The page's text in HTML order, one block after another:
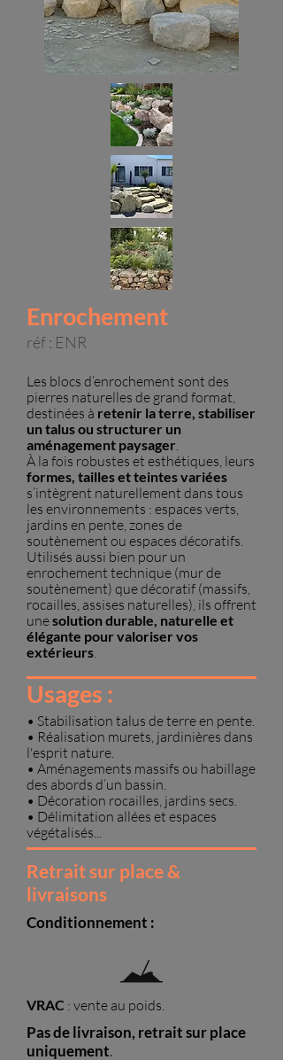
Enrochement
réf : ENR
Les blocs d’enrochement sont des
pierres naturelles de grand format,
destinées à retenir la terre, stabiliser
un talus ou structurer un
aménagement paysager.
À la fois robustes et esthétiques, leurs
formes, tailles et teintes variées
s’intègrent naturellement dans tous
les environnements : espaces verts,
jardins en pente, zones de
soutènement ou espaces décoratifs.
Utilisés aussi bien pour un
enrochement technique (mur de
soutènement) que décoratif (massifs,
rocailles, assises naturelles), ils offrent
unesolution durable, naturelle et
élégante pour valoriser vos
extérieurs.
Usages :
• Stabilisation talus de terre en pente.
• Réalisation murets, jardinières dans
l'esprit nature.
• Aménagements massifs ou habillage
des abords d’un bassin.
• Décoration rocailles, jardins secs.
• Délimitation allées et espaces
végétalisés...
Retrait sur place &
livraisons
Conditionnement :
VRAC : vente au poids.
Pas de livraison, retrait sur place
uniquement.